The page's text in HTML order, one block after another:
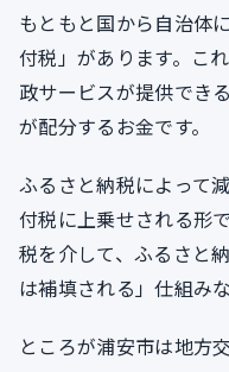
もともと国から自治体
付税」があります。こ
政サービスが提供でき
が配分するお金です。
ふるさと納税によって
付税に上乗せされる形
税を介して、ふるさと
は補填される」仕組みな
ところが浦安市は地方